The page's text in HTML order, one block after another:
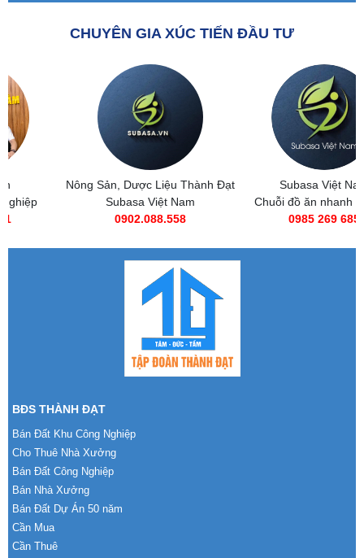
CHUYÊN GIA XÚC TIẾN ĐẦU TƯ
Nông Sản, Dược Liệu Thành Đạt
Subasa Việt Nam
0902.088.558
Subasa Việt Nam
Chuỗi đồ ăn nhanh Subasa
0985 269 685
BĐS THÀNH ĐẠT
Bán Đất Khu Công Nghiệp
Cho Thuê Nhà Xưởng
Bán Đất Công Nghiệp
Bán Nhà Xưởng
Bán Đất Dự Án 50 năm
Cần Mua
Cần Thuê